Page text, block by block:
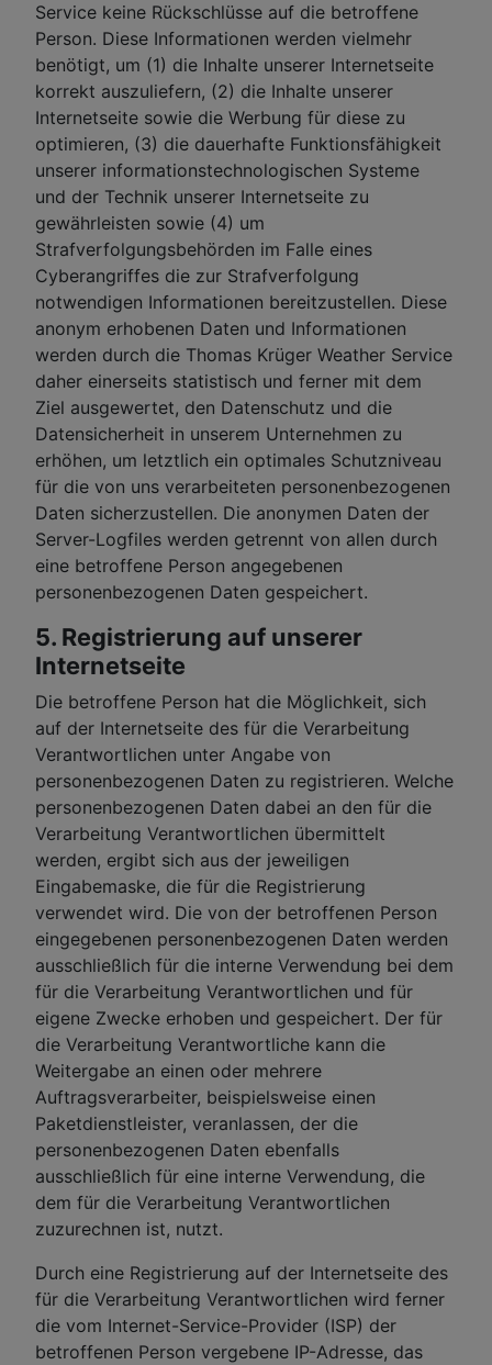
Service keine Rückschlüsse auf die betroffene
Person. Diese Informationen werden vielmehr
benötigt, um (1) die Inhalte unserer Internetseite
korrekt auszuliefern, (2) die Inhalte unserer
Internetseite sowie die Werbung für diese zu
optimieren, (3) die dauerhafte Funktionsfähigkeit
unserer informationstechnologischen Systeme
und der Technik unserer Internetseite zu
gewährleisten sowie (4) um
Strafverfolgungsbehörden im Falle eines
Cyberangriffes die zur Strafverfolgung
notwendigen Informationen bereitzustellen. Diese
anonym erhobenen Daten und Informationen
werden durch die Thomas Krüger Weather Service
daher einerseits statistisch und ferner mit dem
Ziel ausgewertet, den Datenschutz und die
Datensicherheit in unserem Unternehmen zu
erhöhen, um letztlich ein optimales Schutzniveau
für die von uns verarbeiteten personenbezogenen
Daten sicherzustellen. Die anonymen Daten der
Server-Logfiles werden getrennt von allen durch
eine betroffene Person angegebenen
personenbezogenen Daten gespeichert.
5. Registrierung auf unserer
Internetseite
Die betroffene Person hat die Möglichkeit, sich
auf der Internetseite des für die Verarbeitung
Verantwortlichen unter Angabe von
personenbezogenen Daten zu registrieren. Welche
personenbezogenen Daten dabei an den für die
Verarbeitung Verantwortlichen übermittelt
werden, ergibt sich aus der jeweiligen
Eingabemaske, die für die Registrierung
verwendet wird. Die von der betroffenen Person
eingegebenen personenbezogenen Daten werden
ausschließlich für die interne Verwendung bei dem
für die Verarbeitung Verantwortlichen und für
eigene Zwecke erhoben und gespeichert. Der für
die Verarbeitung Verantwortliche kann die
Weitergabe an einen oder mehrere
Auftragsverarbeiter, beispielsweise einen
Paketdienstleister, veranlassen, der die
personenbezogenen Daten ebenfalls
ausschließlich für eine interne Verwendung, die
dem für die Verarbeitung Verantwortlichen
zuzurechnen ist, nutzt.
Durch eine Registrierung auf der Internetseite des
für die Verarbeitung Verantwortlichen wird ferner
die vom Internet-Service-Provider (ISP) der
betroffenen Person vergebene IP-Adresse, das